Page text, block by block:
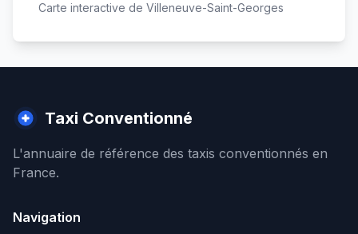
Carte interactive de Villeneuve-Saint-Georges
Taxi Conventionné
L'annuaire de référence des taxis conventionnés en
France.
Navigation